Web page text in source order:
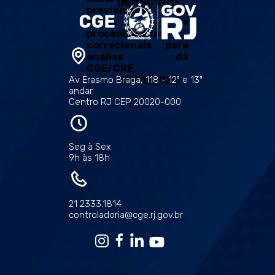
previamente ao
envio de
procedimentos
correcionais para
análise da
CGE/CRE.
07/01/2025
08/04/2015
Av Erasmo Braga, 118 - 12º e 13º
andar
Centro RJ CEP 20020-000
Seg à Sex
9h às 18h
21 2333.1814
controladoria@cge.rj.gov.br